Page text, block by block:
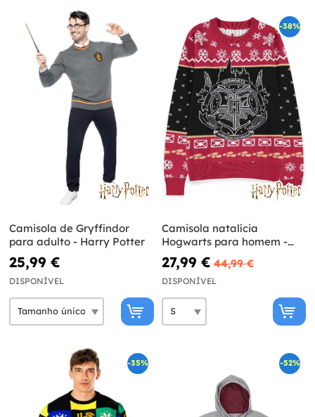
Camisola de Gryffindor
para adulto - Harry Potter
25,99 €
DISPONÍVEL
-38%
Camisola natalícia
Hogwarts para homem -
Harry Potter
27,99 € 44,99 €
DISPONÍVEL
-35% -52%